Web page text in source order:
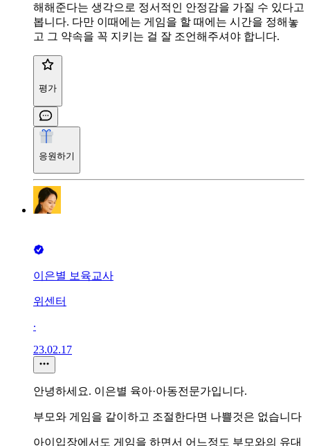
해해준다는 생각으로 정서적인 안정감을 가질 수 있다고
봅니다. 다만 이때에는 게임을 할 때에는 시간을 정해놓
고 그 약속을 꼭 지키는 걸 잘 조언해주셔야 합니다.
평가
응원하기
이은별 보육교사
위센터
∙
23.02.17
안녕하세요. 이은별 육아·아동전문가입니다.
부모와 게임을 같이하고 조절한다면 나쁠것은 없습니다
아이입장에서도 게임을 하면서 어느정도 부모와의 유대